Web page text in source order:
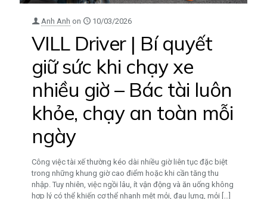
Anh Anh on 10/03/2026
VILL Driver | Bí quyết
giữ sức khi chạy xe
nhiều giờ – Bác tài luôn
khỏe, chạy an toàn mỗi
ngày
Công việc tài xế thường kéo dài nhiều giờ liên tục đặc biệt
trong những khung giờ cao điểm hoặc khi cần tăng thu
nhập. Tuy nhiên, việc ngồi lâu, ít vận động và ăn uống không
hợp lý có thể khiến cơ thể nhanh mệt mỏi, đau lưng, mỏi […]